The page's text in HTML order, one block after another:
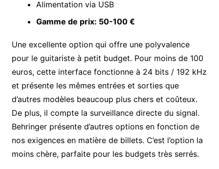
Alimentation via USB
Gamme de prix: 50-100 €
Une excellente option qui offre une polyvalence
pour le guitariste à petit budget. Pour moins de 100
euros, cette interface fonctionne à 24 bits / 192 kHz
et présente les mêmes entrées et sorties que
d’autres modèles beaucoup plus chers et coûteux.
De plus, il compte la surveillance directe du signal.
Behringer présente d’autres options en fonction de
nos exigences en matière de billets. C’est l’option la
moins chère, parfaite pour les budgets très serrés.